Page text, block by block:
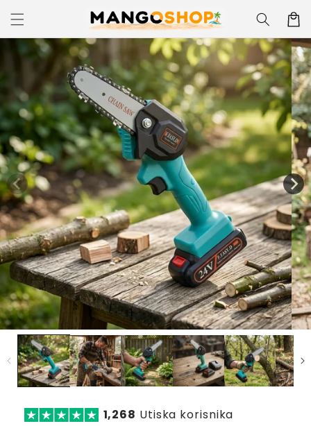
Skip to
content
Korpa
Skip to
product
information
1,268 Utiska korisnika